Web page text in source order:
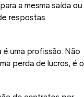
a mesma saída ou
respostas
uma profissão. Não
perda de lucros, é o